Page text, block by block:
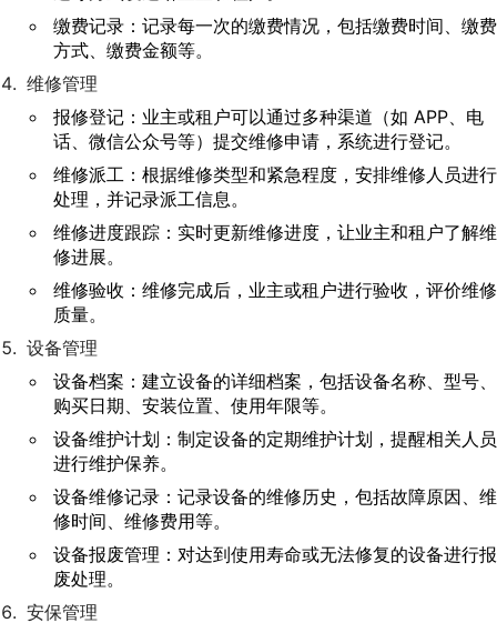
缴费记录：记录每一次的缴费情况，包括缴费时间、缴费
方式、缴费金额等。
维修管理
报修登记：业主或租户可以通过多种渠道（如 APP、电
话、微信公众号等）提交维修申请，系统进行登记。
维修派工：根据维修类型和紧急程度，安排维修人员进行
处理，并记录派工信息。
维修进度跟踪：实时更新维修进度，让业主和租户了解维
修进展。
维修验收：维修完成后，业主或租户进行验收，评价维修
质量。
设备管理
设备档案：建立设备的详细档案，包括设备名称、型号、
购买日期、安装位置、使用年限等。
设备维护计划：制定设备的定期维护计划，提醒相关人员
进行维护保养。
设备维修记录：记录设备的维修历史，包括故障原因、维
修时间、维修费用等。
设备报废管理：对达到使用寿命或无法修复的设备进行报
废处理。
安保管理